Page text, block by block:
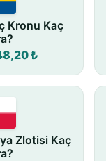
Kronu Kaç
₺
Zlotisi Kaç